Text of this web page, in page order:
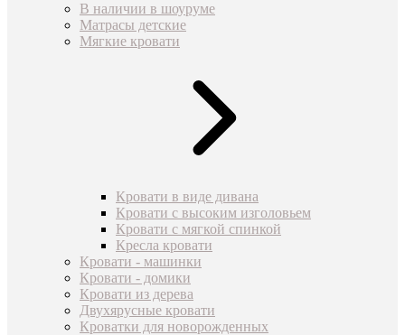
В наличии в шоуруме
Матрасы детские
Мягкие кровати
Кровати в виде дивана
Кровати с высоким изголовьем
Кровати с мягкой спинкой
Кресла кровати
Кровати - машинки
Кровати - домики
Кровати из дерева
Двухярусные кровати
Кроватки для новорожденных